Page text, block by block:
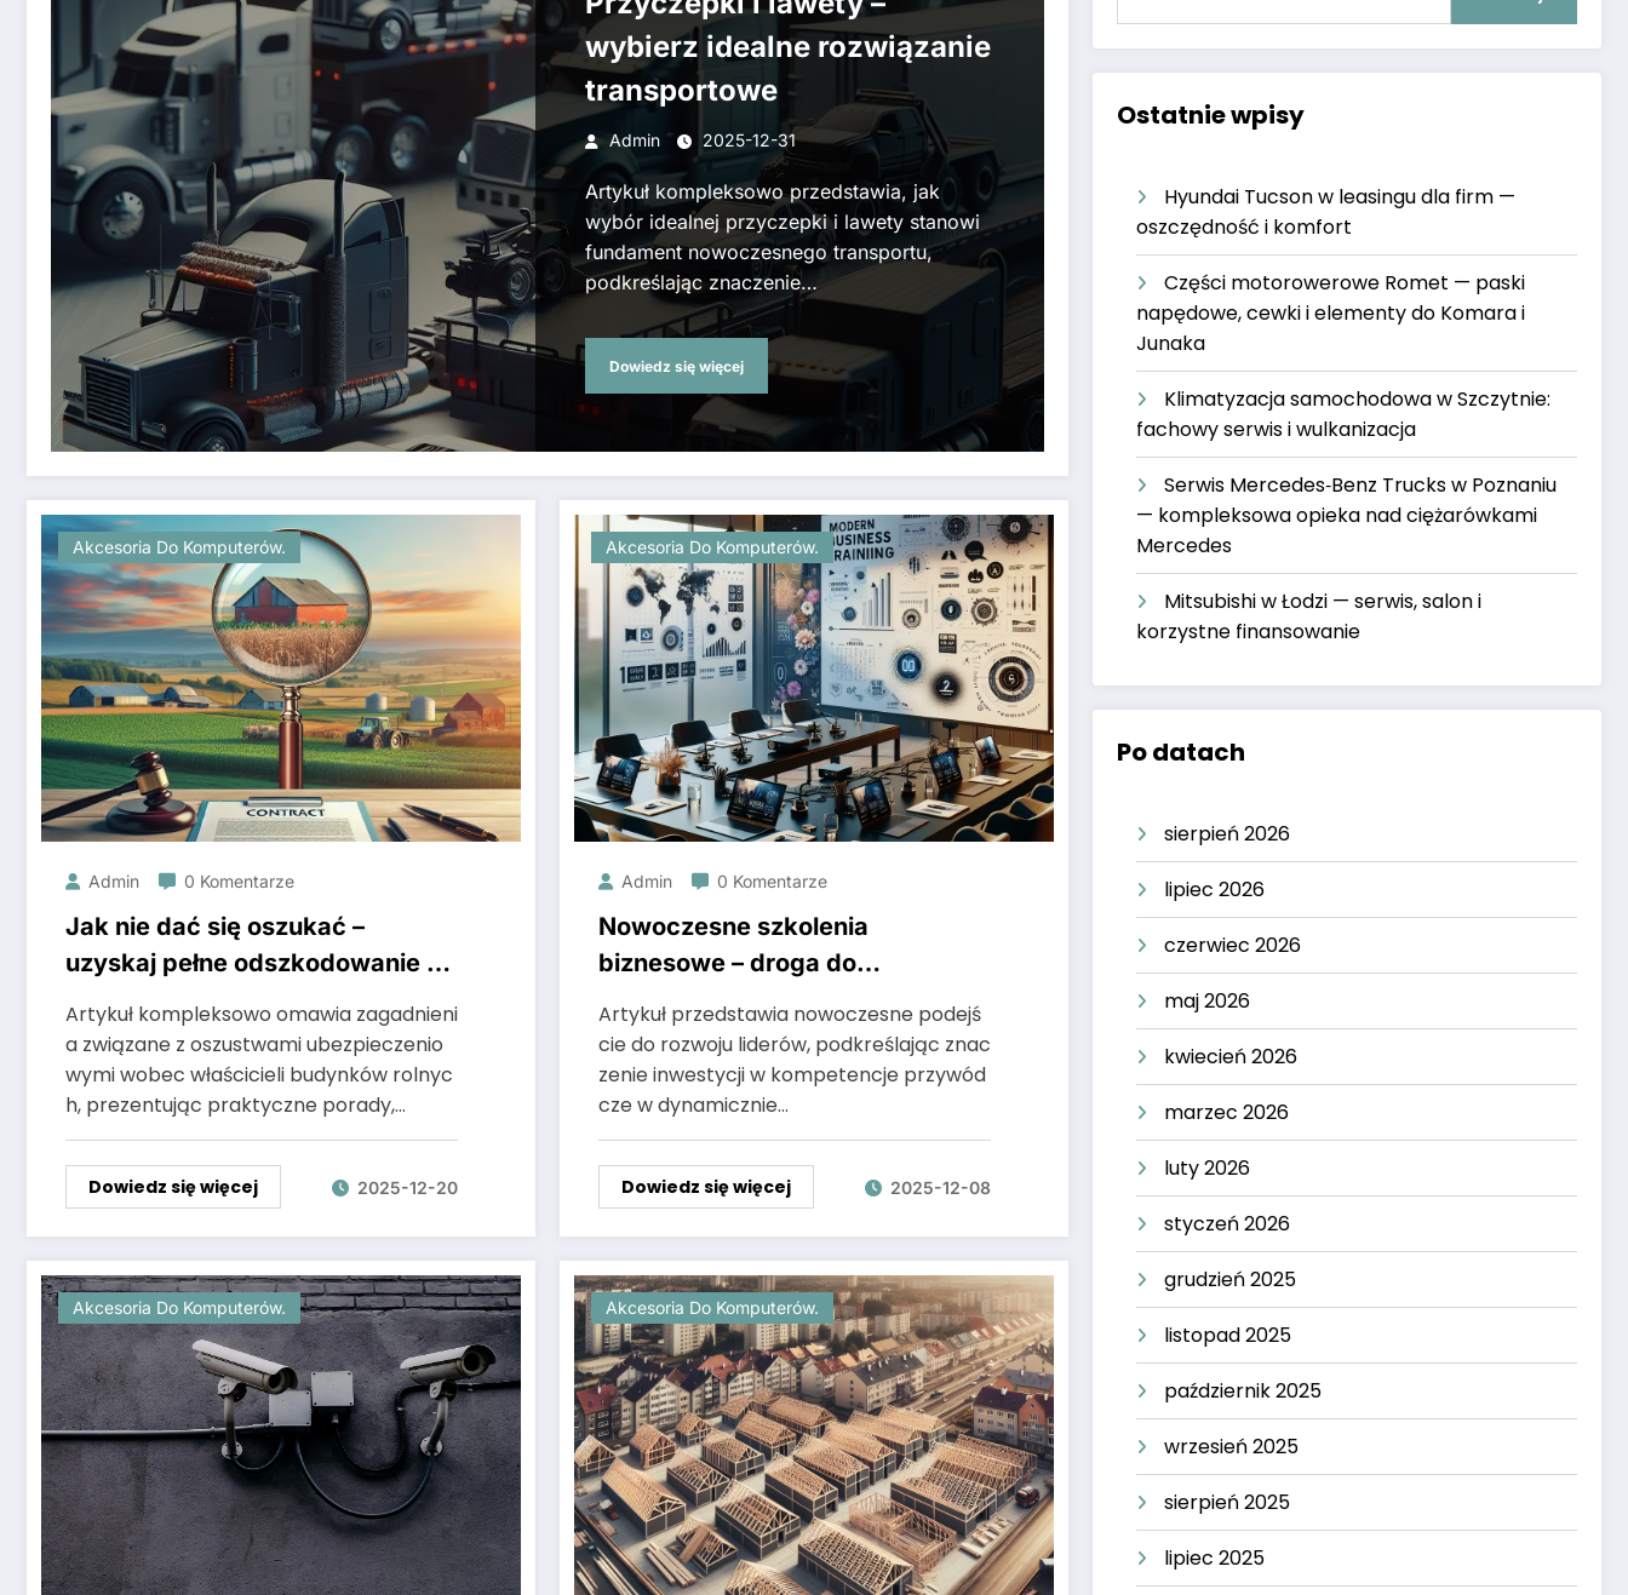
wybierz idealne rozwiązanie
transportowe
Admin 2025-12-31
Artykuł kompleksowo przedstawia, jak
wybór idealnej przyczepki i lawety stanowi
fundament nowoczesnego transportu,
podkreślając znaczenie…
Dowiedz się więcej
Akcesoria Do Komputerów.
Admin 0 Komentarze
Jak nie dać się oszukać –
uzyskaj pełne odszkodowanie za
szkody budynków rolnych i
gospodarczych
Artykuł kompleksowo omawia zagadnieni
a związane z oszustwami ubezpieczenio
wymi wobec właścicieli budynków rolnyc
h, prezentując praktyczne porady,…
Dowiedz się więcej 2025-12-20
Akcesoria Do Komputerów.
Admin 0 Komentarze
Nowoczesne szkolenia
biznesowe – droga do
skutecznego rozwoju liderów
Artykuł przedstawia nowoczesne podejś
cie do rozwoju liderów, podkreślając znac
zenie inwestycji w kompetencje przywód
cze w dynamicznie…
Dowiedz się więcej 2025-12-08
Akcesoria Do Komputerów. Akcesoria Do Komputerów.
Ostatnie wpisy
Hyundai Tucson w leasingu dla firm —
oszczędność i komfort
Części motorowerowe Romet — paski
napędowe, cewki i elementy do Komara i
Junaka
Klimatyzacja samochodowa w Szczytnie:
fachowy serwis i wulkanizacja
Serwis Mercedes‑Benz Trucks w Poznaniu
— kompleksowa opieka nad ciężarówkami
Mercedes
Mitsubishi w Łodzi — serwis, salon i
korzystne finansowanie
Po datach
sierpień 2026
lipiec 2026
czerwiec 2026
maj 2026
kwiecień 2026
marzec 2026
luty 2026
styczeń 2026
grudzień 2025
listopad 2025
październik 2025
wrzesień 2025
sierpień 2025
lipiec 2025